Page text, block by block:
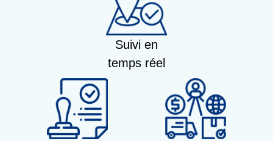
Suivi en
temps réel